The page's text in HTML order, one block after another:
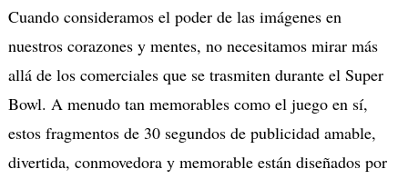
Cuando consideramos el poder de las imágenes en
nuestros corazones y mentes, no necesitamos mirar más
allá de los comerciales que se trasmiten durante el Super
Bowl. A menudo tan memorables como el juego en sí,
estos fragmentos de 30 segundos de publicidad amable,
divertida, conmovedora y memorable están diseñados por